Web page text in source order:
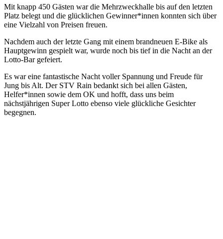
Mit knapp 450 Gästen war die Mehrzweckhalle bis auf den letzten
Platz belegt und die glücklichen Gewinner*innen konnten sich über
eine Vielzahl von Preisen freuen.
Nachdem auch der letzte Gang mit einem brandneuen E-Bike als
Hauptgewinn gespielt war, wurde noch bis tief in die Nacht an der
Lotto-Bar gefeiert.
Es war eine fantastische Nacht voller Spannung und Freude für
Jung bis Alt. Der STV Rain bedankt sich bei allen Gästen,
Helfer*innen sowie dem OK und hofft, dass uns beim
nächstjährigen Super Lotto ebenso viele glückliche Gesichter
begegnen.